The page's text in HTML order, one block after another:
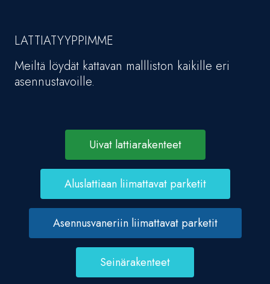
LATTIATYYPPIMME
Meiltä löydät kattavan mallliston kaikille eri
asennustavoille.
Uivat lattiarakenteet
Aluslattiaan liimattavat parketit
Asennusvaneriin liimattavat parketit
Seinärakenteet